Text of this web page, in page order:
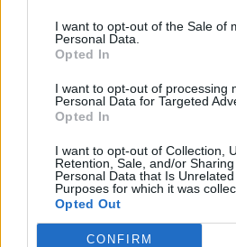
I want to opt-out of the Sale of
Personal Data.
Opted In
I want to opt-out of processing
Personal Data for Targeted
Opted In
I want to opt-out of Collection,
Retention, Sale, and/or
Personal Data that Is
Purposes for which it was
Opted Out
CONFIRM
ΒΟΥΔΟΥΡΗΣ,ΕΟΠΥΥ,
ΜΑΞΙΜΟΥ, ΠΑΡΑΙΤΗΣΗ
ΡΕΠΟΡΤΑΖ ΥΓΕΙΑΣ
ΕΙΔΗΣΕΙΣ